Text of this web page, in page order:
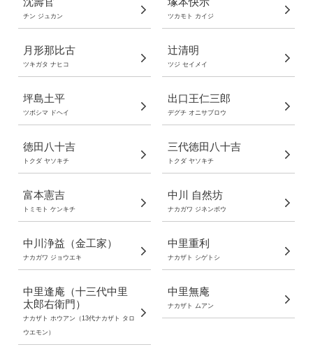
チン ジュカン ツカモト カイジ
月形那比古
ツキガタ ナヒコ
辻清明
ツジ セイメイ
坪島土平
ツボシマ ドヘイ
出口王仁三郎
デグチ オニサブロウ
徳田八十吉
トクダ ヤソキチ
三代徳田八十吉
トクダ ヤソキチ
富本憲吉
トミモト ケンキチ
中川 自然坊
ナカガワ ジネンボウ
中川浄益（金工家）
ナカガワ ジョウエキ
中里重利
ナカザト シゲトシ
中里逢庵（十三代中里
太郎右衛門）
ナカザト ホウアン（13代ナカザト タロ
ウエモン）
中里無庵
ナカザト ムアン